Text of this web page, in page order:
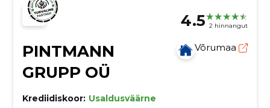
4.5 2 hinnangut
PINTMANN
GRUPP OÜ
Võrumaa
Krediidiskoor: Usaldusväärne